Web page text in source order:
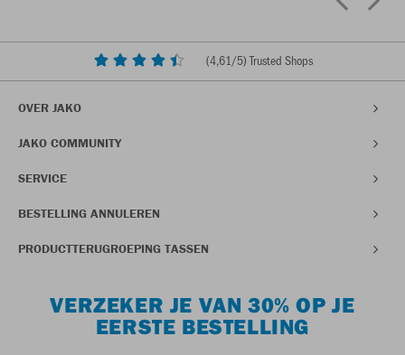
(4,61/5) Trusted Shops
OVER JAKO
JAKO COMMUNITY
SERVICE
BESTELLING ANNULEREN
PRODUCTTERUGROEPING TASSEN
VERZEKER JE VAN 30% OP JE
EERSTE BESTELLING